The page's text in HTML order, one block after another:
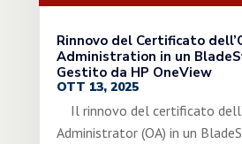
Rinnovo del Certificato
Administration in un
Gestito da HP OneView
OTT 13, 2025
Il rinnovo del certificato
Administrator (OA) in un